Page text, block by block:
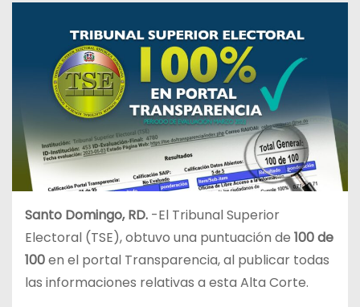
Santo Domingo, RD. -El Tribunal Superior
Electoral (TSE), obtuvo una puntuación de 100 de
100en el portal Transparencia, al publicar todas
las informaciones relativas a esta Alta Corte.